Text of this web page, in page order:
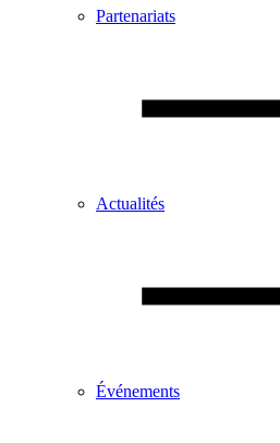
Partenariats
Actualités
Événements